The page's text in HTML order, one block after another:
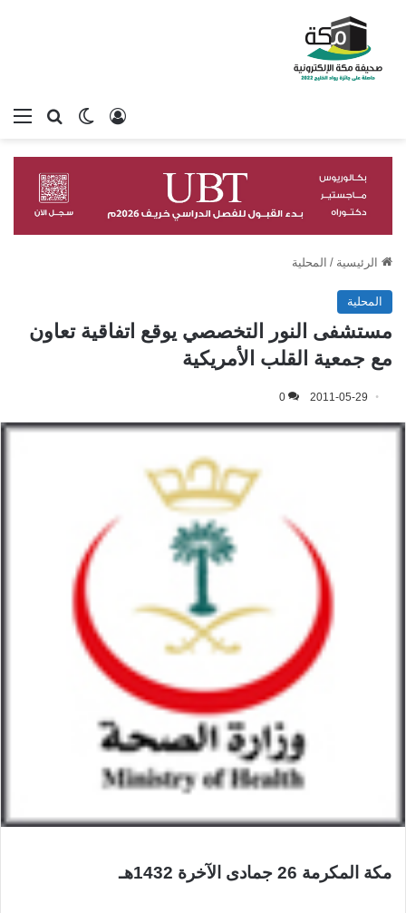
بحثالوضع
تسجيل الدخول
الرئيسية / المحلية
المحلية
مستشفى النور التخصصي يوقع اتفاقية تعاون
مع جمعية القلب الأمريكية
2011-05-29
0
مكة المكرمة 26 جمادى الآخرة 1432هـ